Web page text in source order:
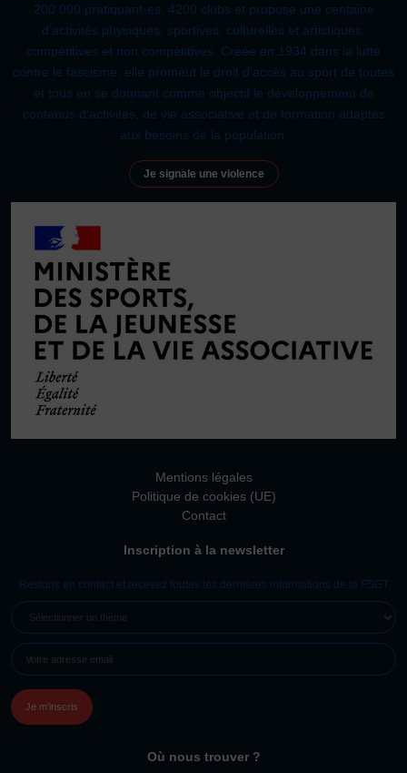
200 000 pratiquant·es, 4200 clubs et propose une centaine
d’activités physiques, sportives, culturelles et artistiques,
compétitives et non compétitives. Créée en 1934 dans la lutte
contre le fascisme, elle promeut le droit d’accès au sport de toutes
et tous en se donnant comme objectif le développement de
contenus d’activités, de vie associative et de formation adaptés
aux besoins de la population.
Je signale une violence
Mentions légales
Politique de cookies (UE)
Contact
Inscription à la newsletter
Restons en contact et recevez toutes les dernières informations de la FSGT
UN
(NÉCESSAIRE)
MAIL
Où nous trouver ?